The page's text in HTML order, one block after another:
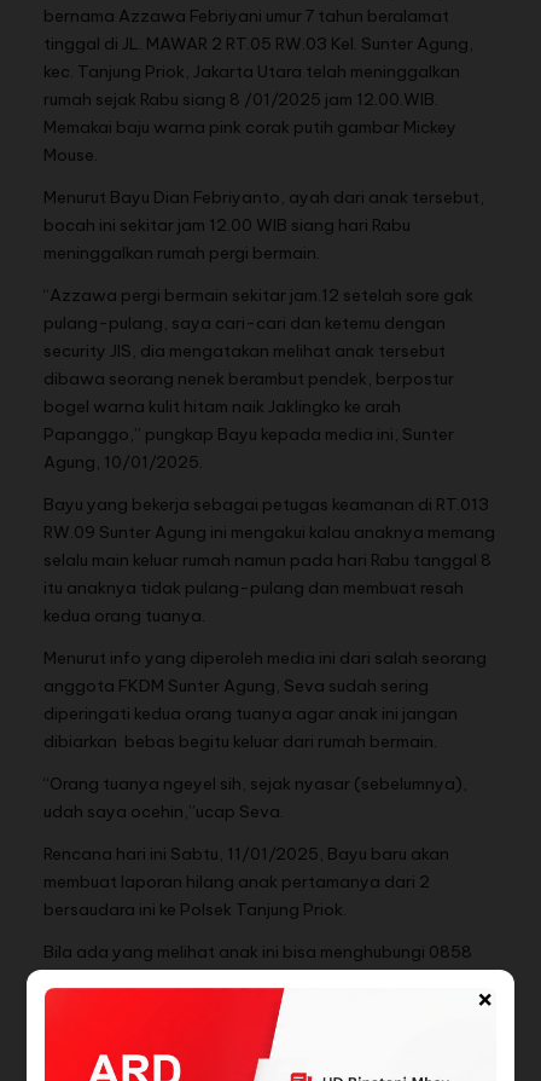
×
bernama Azzawa Febriyani umur 7 tahun beralamat
tinggal di JL. MAWAR 2 RT.05 RW.03 Kel. Sunter Agung,
kec. Tanjung Priok, Jakarta Utara telah meninggalkan
rumah sejak Rabu siang 8 /01/2025 jam 12.00.WIB.
Memakai baju warna pink corak putih gambar Mickey
Mouse.
Menurut Bayu Dian Febriyanto, ayah dari anak tersebut,
bocah ini sekitar jam 12.00 WIB siang hari Rabu
meninggalkan rumah pergi bermain.
“Azzawa pergi bermain sekitar jam.12 setelah sore gak
pulang-pulang, saya cari-cari dan ketemu dengan
security JIS, dia mengatakan melihat anak tersebut
dibawa seorang nenek berambut pendek, berpostur
bogel warna kulit hitam naik Jaklingko ke arah
Papanggo,” pungkap Bayu kepada media ini, Sunter
Agung, 10/01/2025.
Bayu yang bekerja sebagai petugas keamanan di RT.013
RW.09 Sunter Agung ini mengakui kalau anaknya memang
selalu main keluar rumah namun pada hari Rabu tanggal 8
itu anaknya tidak pulang-pulang dan membuat resah
kedua orang tuanya.
Menurut info yang diperoleh media ini dari salah seorang
anggota FKDM Sunter Agung, Seva sudah sering
diperingati kedua orang tuanya agar anak ini jangan
dibiarkan bebas begitu keluar dari rumah bermain.
“Orang tuanya ngeyel sih, sejak nyasar (sebelumnya),
udah saya ocehin,”ucap Seva.
Rencana hari ini Sabtu, 11/01/2025, Bayu baru akan
membuat laporan hilang anak pertamanya dari 2
bersaudara ini ke Polsek Tanjung Priok.
Bila ada yang melihat anak ini bisa menghubungi 0858
BACA JUGA